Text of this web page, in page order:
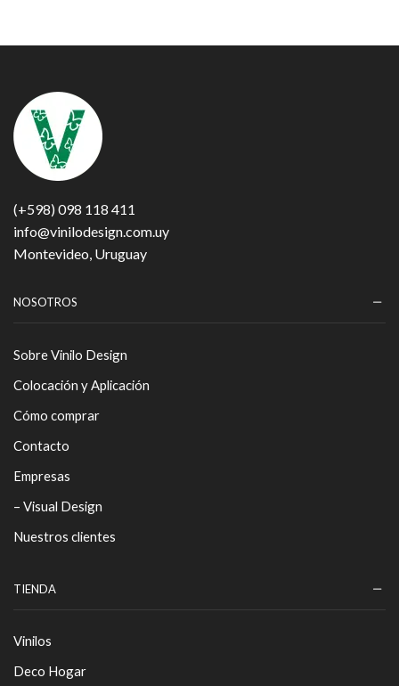
(+598) 098 118 411
info@vinilodesign.com.uy
Montevideo, Uruguay
NOSOTROS
Sobre Vinilo Design
Colocación y Aplicación
Cómo comprar
Contacto
Empresas
– Visual Design
Nuestros clientes
TIENDA
Vinilos
Deco Hogar